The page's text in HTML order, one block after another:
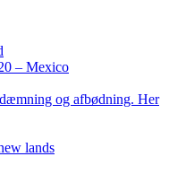
– Mexico
og afbødning. Her
lands